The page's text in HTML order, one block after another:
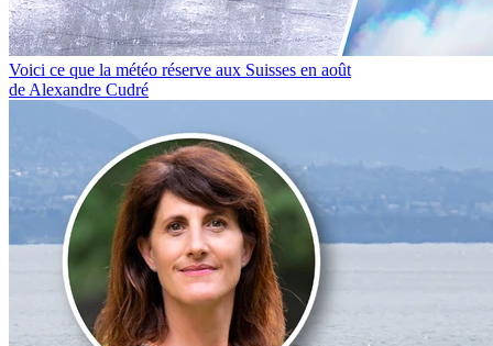
Voici ce que la météo réserve aux Suisses en août
de Alexandre Cudré